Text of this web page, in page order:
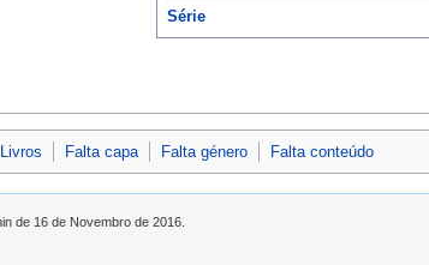
Série
Livros Falta capa Falta género Falta conteúdo
de 16 de Novembro de 2016.